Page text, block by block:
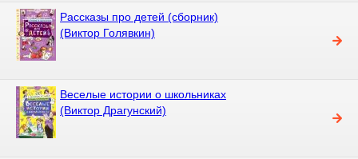
Рассказы про детей (сборник)
(Виктор Голявкин)
Веселые истории о школьниках
(Виктор Драгунский)